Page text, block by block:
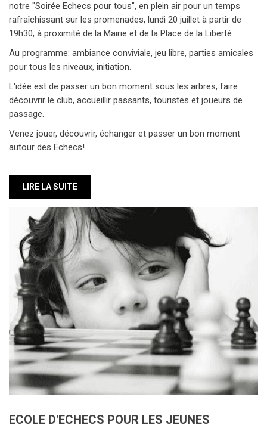
notre "Soirée Echecs pour tous", en plein air pour un temps
rafraîchissant sur les promenades, lundi 20 juillet à partir de
19h30, à proximité de la Mairie et de la Place de la Liberté.
Au programme: ambiance conviviale, jeu libre, parties amicales
pour tous les niveaux, initiation.
L'idée est de passer un bon moment sous les arbres, faire
découvrir le club, accueillir passants, touristes et joueurs de
passage.
Venez jouer, découvrir, échanger et passer un bon moment
autour des Echecs!
LIRE LA SUITE
ECOLE D'ECHECS POUR LES JEUNES